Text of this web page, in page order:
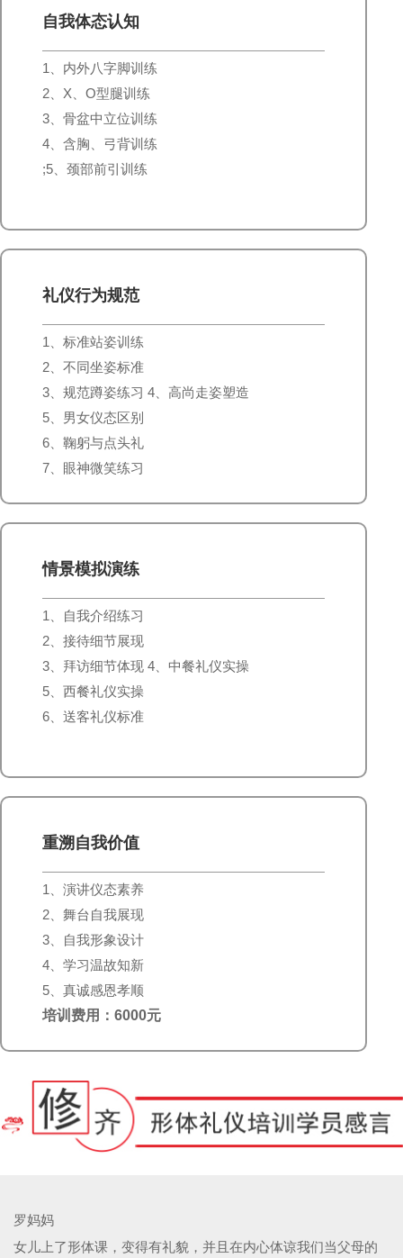
自我体态认知
1、内外八字脚训练
2、X、O型腿训练
3、骨盆中立位训练
4、含胸、弓背训练
;5、颈部前引训练
礼仪行为规范
1、标准站姿训练
2、不同坐姿标准
3、规范蹲姿练习 4、高尚走姿塑造
5、男女仪态区别
6、鞠躬与点头礼
7、眼神微笑练习
情景模拟演练
1、自我介绍练习
2、接待细节展现
3、拜访细节体现 4、中餐礼仪实操
5、西餐礼仪实操
6、送客礼仪标准
重溯自我价值
1、演讲仪态素养
2、舞台自我展现
3、自我形象设计
4、学习温故知新
5、真诚感恩孝顺
培训费用：6000元
罗妈妈
女儿上了形体课，变得有礼貌，并且在内心体谅我们当父母的